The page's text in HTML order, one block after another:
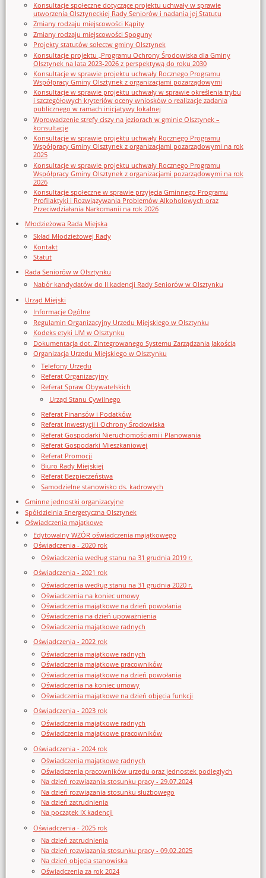
Konsultacje społeczne dotyczące projektu uchwały w sprawie
utworzenia Olsztyneckiej Rady Seniorów i nadania jej Statutu
Zmiany rodzaju miejscowości Kąpity
Zmiany rodzaju miejscowości Spoguny
Projekty statutów sołectw gminy Olsztynek
Konsultacje projektu „Programu Ochrony Środowiska dla Gminy
Olsztynek na lata 2023-2026 z perspektywą do roku 2030
Konsultacje w sprawie projektu uchwały Rocznego Programu
Współpracy Gminy Olsztynek z organizacjami pozarządowymi
Konsultacje w sprawie projektu uchwały w sprawie określenia trybu
i szczegółowych kryteriów oceny wniosków o realizację zadania
publicznego w ramach inicjatywy lokalnej
Wprowadzenie strefy ciszy na jeziorach w gminie Olsztynek –
konsultacje
Konsultacje w sprawie projektu uchwały Rocznego Programu
Współpracy Gminy Olsztynek z organizacjami pozarządowymi na rok
2025
Konsultacje w sprawie projektu uchwały Rocznego Programu
Współpracy Gminy Olsztynek z organizacjami pozarządowymi na rok
2026
Konsultacje społeczne w sprawie przyjęcia Gminnego Programu
Profilaktyki i Rozwiązywania Problemów Alkoholowych oraz
Przeciwdziałania Narkomanii na rok 2026
Młodzieżowa Rada Miejska
Skład Młodzieżowej Rady
Kontakt
Statut
Rada Seniorów w Olsztynku
Nabór kandydatów do II kadencji Rady Seniorów w Olsztynku
Urząd Miejski
Informacje Ogólne
Regulamin Organizacyjny Urzedu Miejskiego w Olsztynku
Kodeks etyki UM w Olsztynku
Dokumentacja dot. Zintegrowanego Systemu Zarządzania Jakością
Organizacja Urzędu Miejskiego w Olsztynku
Telefony Urzędu
Referat Organizacyjny
Referat Spraw Obywatelskich
Urząd Stanu Cywilnego
Referat Finansów i Podatków
Referat Inwestycji i Ochrony Środowiska
Referat Gospodarki Nieruchomościami i Planowania
Referat Gospodarki Mieszkaniowej
Referat Promocji
Biuro Rady Miejskiej
Referat Bezpieczeństwa
Samodzielne stanowisko ds. kadrowych
Gminne jednostki organizacyjne
Spółdzielnia Energetyczna Olsztynek
Oświadczenia majątkowe
Edytowalny WZÓR oświadczenia majątkowego
Oświadczenia - 2020 rok
Oświadczenia według stanu na 31 grudnia 2019 r.
Oświadczenia - 2021 rok
Oświadczenia według stanu na 31 grudnia 2020 r.
Oświadczenia na koniec umowy
Oświadczenia majątkowe na dzień powołania
Oświadczenia na dzień upoważnienia
Oświadczenia majątkowe radnych
Oświadczenia - 2022 rok
Oświadczenia majątkowe radnych
Oświadczenia majątkowe pracowników
Oświadczenia majątkowe na dzień powołania
Oświadczenia na koniec umowy
Oświadczenia majątkowe na dzień objęcia funkcji
Oświadczenia - 2023 rok
Oświadczenia majątkowe radnych
Oświadczenia majątkowe pracowników
Oświadczenia - 2024 rok
Oświadczenia majątkowe radnych
Oświadczenia pracowników urzędu oraz jednostek podległych
Na dzień rozwiązania stosunku pracy - 29.07.2024
Na dzień rozwiązania stosunku służbowego
Na dzień zatrudnienia
Na początek IX kadencji
Oświadczenia - 2025 rok
Na dzień zatrudnienia
Na dzień rozwiązania stosunku pracy - 09.02.2025
Na dzień objęcia stanowiska
Oświadczenia za rok 2024